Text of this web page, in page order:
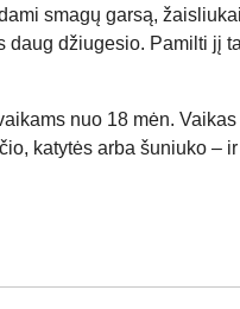
smagų garsą,
džiugesio. Pamilti jį
nuo 18 mėn.
katytės arba šuniuko –